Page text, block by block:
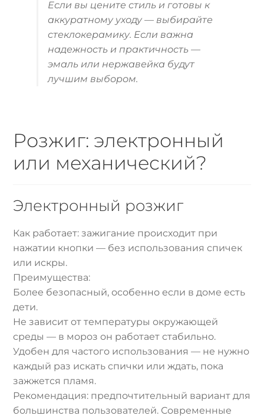
Если вы цените стиль и готовы к
аккуратному уходу — выбирайте
стеклокерамику. Если важна
надежность и практичность —
эмаль или нержавейка будут
лучшим выбором.
Розжиг: электронный
или механический?
Электронный розжиг
Как работает: зажигание происходит при
нажатии кнопки — без использования спичек
или искры.
Преимущества:
Более безопасный, особенно если в доме есть
дети.
Не зависит от температуры окружающей
среды — в мороз он работает стабильно.
Удобен для частого использования — не нужно
каждый раз искать спички или ждать, пока
зажжется пламя.
Рекомендация: предпочтительный вариант для
большинства пользователей. Современные